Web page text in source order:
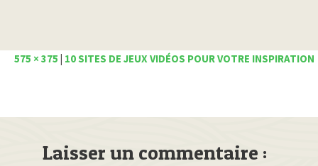
575 × 375 10 SITES DE JEUX VIDÉOS POUR VOTRE INSPIRATION
Laisser un commentaire :